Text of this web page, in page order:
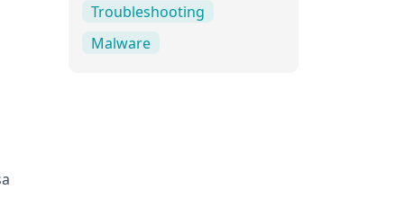
Troubleshooting
Malware